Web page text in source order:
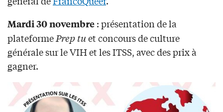
Mardi 30 novembre : présentation de la
plateformePrep tuet concours de culture
générale sur le VIH et les ITSS, avec des prix à
gagner.